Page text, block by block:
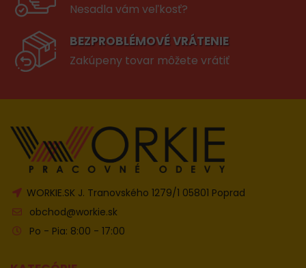
Nesadla vám veľkosť?
BEZPROBLÉMOVÉ VRÁTENIE
Zakúpeny tovar môžete vrátiť
WORKIE.SK J. Tranovského 1279/1 05801 Poprad
obchod@workie.sk
Po - Pia: 8:00 - 17:00